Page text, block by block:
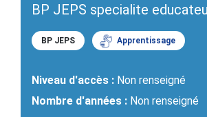
BP JEPS specialite
BP JEPS Apprentissage
Niveau d'accès : Non renseigné
Nombre d'années : Non renseigné